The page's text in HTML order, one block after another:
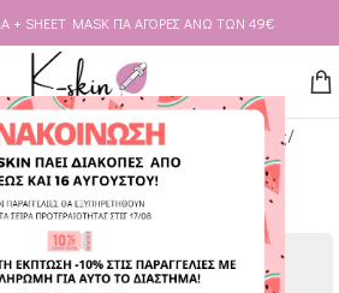
SHEET MASK ΓΙΑ ΑΓΟΡΕΣ ΑΝΩ ΤΩΝ 49€
& Ιαπωνικά Καλλυντικά
Μάσκες